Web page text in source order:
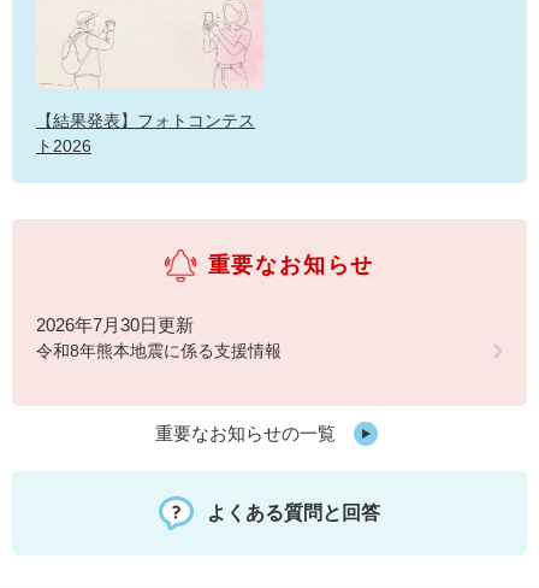
【結果発表】フォトコンテス
ト2026
重要なお知らせ
2026年7月30日更新
令和8年熊本地震に係る支援情報
重要なお知らせの一覧
よくある質問と回答